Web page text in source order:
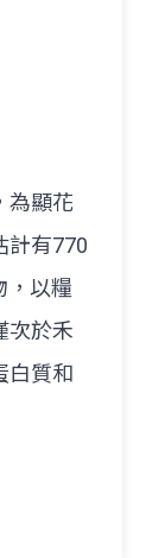
為顯花
計有770
，以糧
次於禾
白質和